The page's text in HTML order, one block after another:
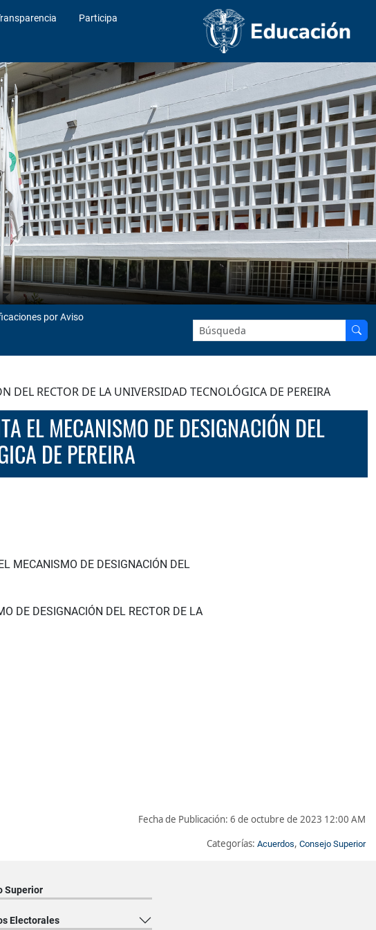
Participa
por Aviso
Buscar en el sitio:
RECTOR DE LA UNIVERSIDAD TECNOLÓGICA DE PEREIRA
DE PEREIRA
MECANISMO DE DESIGNACIÓN DEL
DE DESIGNACIÓN DEL RECTOR DE LA
Fecha de Publicación: 6 de octubre de 2023 12:00 AM
Categorías: Acuerdos, Consejo Superior
Superior
Electorales